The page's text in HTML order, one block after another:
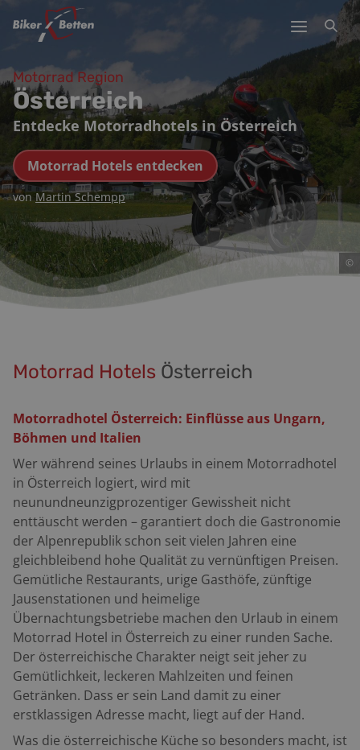
©
Motorrad Region
Österreich
Entdecke Motorradhotels in Österreich
Motorrad Hotels entdecken
von Martin Schempp
Motorrad Hotels Österreich
Motorradhotel Österreich: Einflüsse aus Ungarn,
Böhmen und Italien
Wer während seines Urlaubs in einem Motorradhotel
in Österreich logiert, wird mit
neunundneunzigprozentiger Gewissheit nicht
enttäuscht werden – garantiert doch die Gastronomie
der Alpenrepublik schon seit vielen Jahren eine
gleichbleibend hohe Qualität zu vernünftigen Preisen.
Gemütliche Restaurants, urige Gasthöfe, zünftige
Jausenstationen und heimelige
Übernachtungsbetriebe machen den Urlaub in einem
Motorrad Hotel in Österreich zu einer runden Sache.
Der österreichische Charakter neigt seit jeher zu
Gemütlichkeit, leckeren Mahlzeiten und feinen
Getränken. Dass er sein Land damit zu einer
erstklassigen Adresse macht, liegt auf der Hand.
Was die österreichische Küche so besonders macht, ist